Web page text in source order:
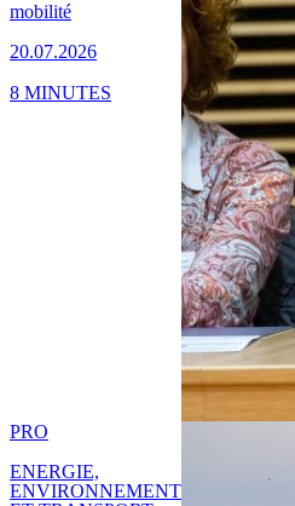
mobilité
20.07.2026
8 MINUTES
PRO
ENERGIE,
ENVIRONNEMENT